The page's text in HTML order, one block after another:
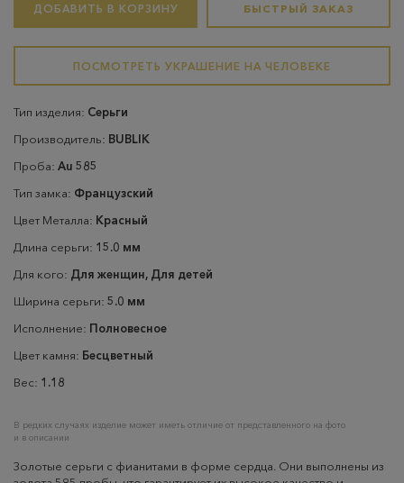
ДОБАВИТЬ В КОРЗИНУ БЫСТРЫЙ ЗАКАЗ
ПОСМОТРЕТЬ УКРАШЕНИЕ НА ЧЕЛОВЕКЕ
Тип изделия: Серьги
Производитель: BUBLIK
Проба: Au 585
Тип замка: Французский
Цвет Металла: Красный
Длина серьги: 15.0 мм
Для кого: Для женщин, Для детей
Ширина серьги: 5.0 мм
Исполнение: Полновесное
Цвет камня: Бесцветный
Вес: 1.18
В редких случаях изделие может иметь отличие от представленного на фото
и в описании
Золотые серьги с фианитами в форме сердца. Они выполнены из